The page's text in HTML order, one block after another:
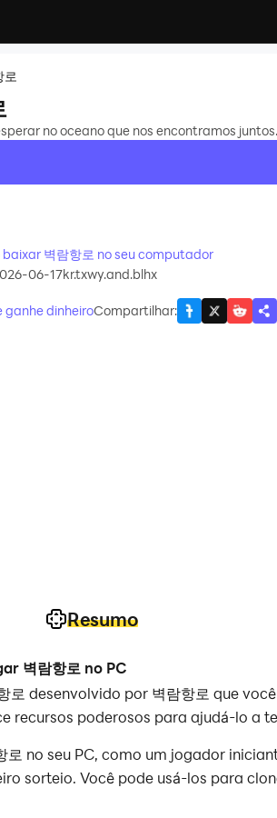
로
no oceano que nos encontramos
baixar 벽람항로 no seu computador
06-17kr.txwy.and.blhx
ganhe dinheiroCompartilhar:
Resumo
벽람항로 no PC
로 desenvolvido por 벽람항로 que
recursos poderosos para ajudá-lo a
로 no seu PC, como um jogador
sorteio. Você pode usá-los para